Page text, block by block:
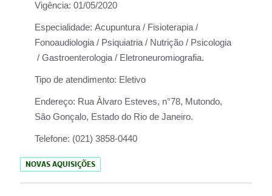
Vigência: 01/05/2020
Especialidade: Acupuntura / Fisioterapia /
Fonoaudiologia / Psiquiatria / Nutrição / Psicologia
/ Gastroenterologia / Eletroneuromiografia.
Tipo de atendimento: Eletivo
Endereço: Rua Àlvaro Esteves, n°78, Mutondo,
São Gonçalo, Estado do Rio de Janeiro.
Telefone: (021) 3858-0440
NOVAS AQUISIÇÕES